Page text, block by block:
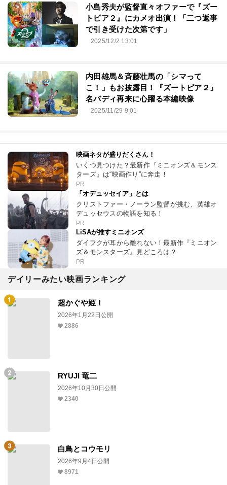
小島秀夫が監督直々オファーで『ズー
トピア２』にカメオ出演！「二つ返事
で引き受けた次第です」
2025/12/2 13:01
内田雄馬＆斉藤壮馬の「シマって
こ！」もお披露目！『ズートピア２』
名バディ再来に心躍る本編映像
2025/11/29 9:01
映画ネタが盛りだくさん！
いくつ見つけた？最新作『ミニオンズ＆モンス
ターズ』は“映画作り”に奔走！
PR
「オデュッセイア」とは
クリストファー・ノーラン監督が挑む、英雄オ
デュッセウスの物語を知る！
PR
LiSAが推すミニオンズ
ダイフクが耳から離れない！最新作『ミニオン
ズ＆モンスターズ』見どころは？
PR
デイリーみたい映画ランキング
超かぐや姫！
2026年1月22日公開
2886
RYUJI 竜二
2026年10月30日公開
2340
白鳥とコウモリ
2026年9月4日公開
8971